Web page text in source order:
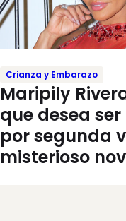
Crianza y Embarazo
Maripily
que desea
por segunda
misterioso